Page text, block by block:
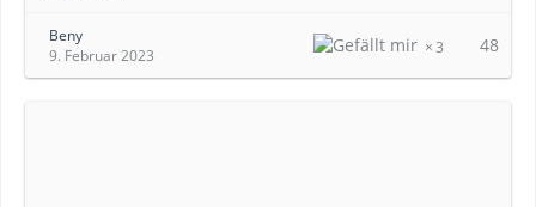
Beny
9. Februar 2023
3 48